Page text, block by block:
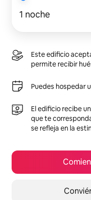
1 noche
Este edificio
permite recibir
Puedes hospedar
El edificio recibe un
que te
se refleja en la